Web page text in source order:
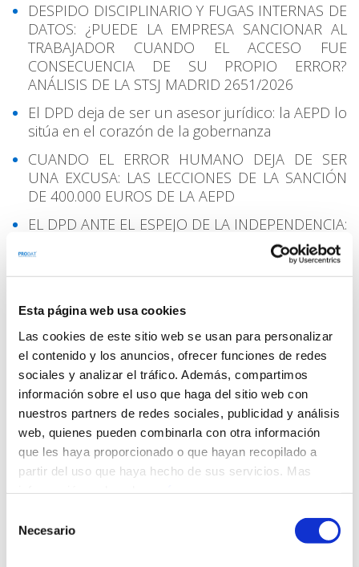
Esta página web usa cookies
Las cookies de este sitio web se usan para personalizar
el contenido y los anuncios, ofrecer funciones de redes
sociales y analizar el tráfico. Además, compartimos
información sobre el uso que haga del sitio web con
nuestros partners de redes sociales, publicidad y análisis
web, quienes pueden combinarla con otra información
que les haya proporcionado o que hayan recopilado a
partir del uso que haya hecho de sus servicios. Mas
Necesario
DESPIDO DISCIPLINARIO Y FUGAS INTERNAS DE
DATOS: ¿PUEDE LA EMPRESA SANCIONAR AL
TRABAJADOR CUANDO EL ACCESO FUE
CONSECUENCIA DE SU PROPIO ERROR?
ANÁLISIS DE LA STSJ MADRID 2651/2026
El DPD deja de ser un asesor jurídico: la AEPD lo
sitúa en el corazón de la gobernanza
CUANDO EL ERROR HUMANO DEJA DE SER
UNA EXCUSA: LAS LECCIONES DE LA SANCIÓN
DE 400.000 EUROS DE LA AEPD
EL DPD ANTE EL ESPEJO DE LA INDEPENDENCIA:
POR QUÉ NO PUEDE SER JUEZ Y PARTE
Categorías
Administración pública
Administradores de Fincas
AEPD
Ámbito Escolar
Ámbito religioso
Ámbito sanitario
Anonimización
Blog
Brecha de seguridad
Canal Etico
Categoría de pruebas